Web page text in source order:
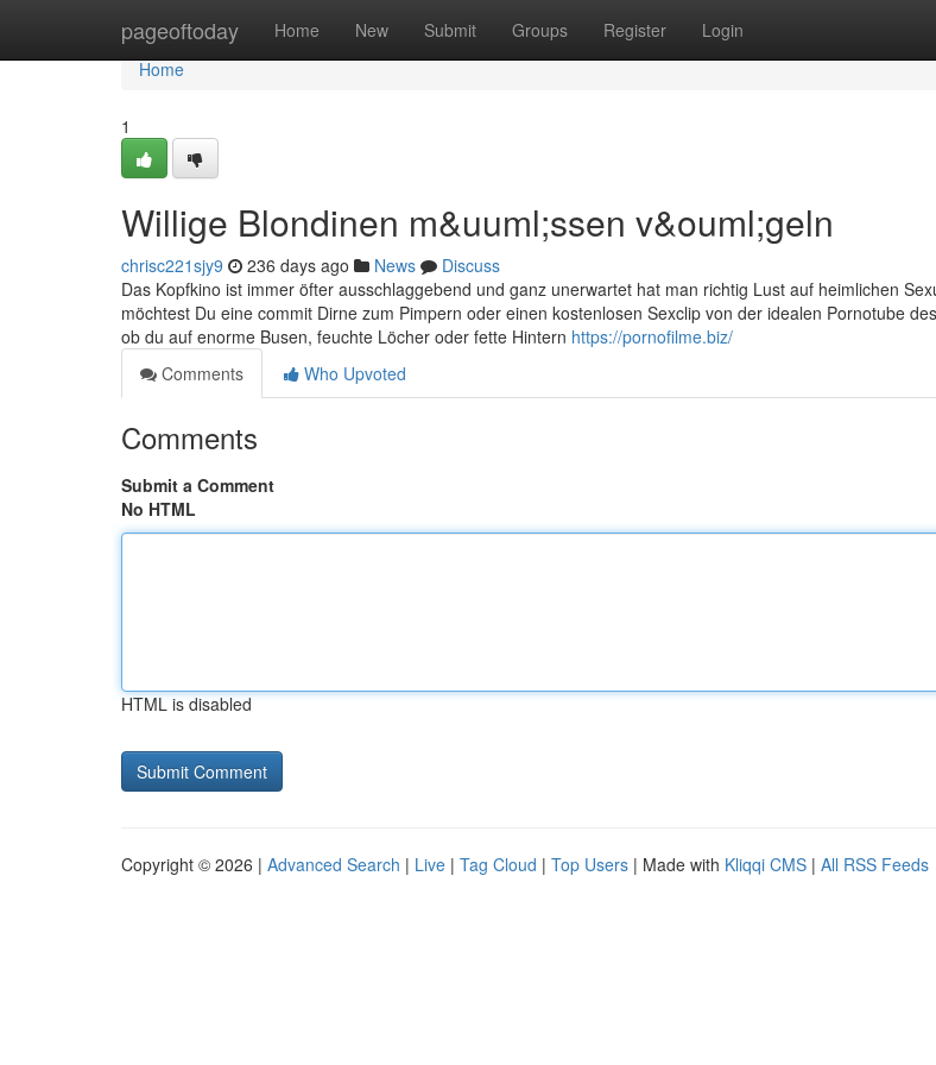
pageoftoday Home New Submit Groups Register Login
Home
Home
1
Willige Blondinen m&uuml;ssen v&ouml;geln
chrisc221sjy9 236 days ago News
Discuss
Das Kopfkino ist immer öfter ausschlaggebend und ganz unerwartet hat man richtig Lust auf heimlichen
möchtest Du eine commit Dirne zum Pimpern oder einen kostenlosen Sexclip von der idealen Pornotube
ob du auf enorme Busen, feuchte Löcher oder fette Hintern https://pornofilme.biz/
Comments
Who Upvoted
Comments
Submit a Comment
No HTML
HTML is disabled
Copyright © 2026 | Advanced Search | Live | Tag Cloud | Top Users | Made with Kliqqi CMS | All RSS Feeds